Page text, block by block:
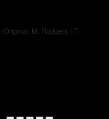
(Original: M: Rodgers / T: